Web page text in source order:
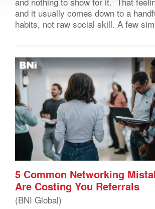
and it usually comes down to a
habits, not raw social skill. A few
5 Common Networking
Are Costing You Referrals
(BNI Global)